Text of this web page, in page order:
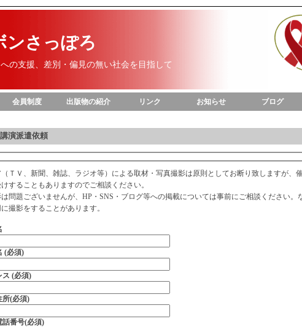
さっぽろ
の支援、差別・偏見の無い社会を目指して
会員制度 出版物の紹介 リンク お知らせ ブログ
演派遣依頼
ＴＶ、新聞、雑誌、ラジオ等）による取材・写真撮影は原則としてお断り致しますが、
することもありますのでご相談ください。
問題ございませんが、HP・SNS・ブログ等への掲載については事前にご相談ください。
撮影をすることがあります。
(必須)
ス (必須)
所(必須)
話番号(必須)